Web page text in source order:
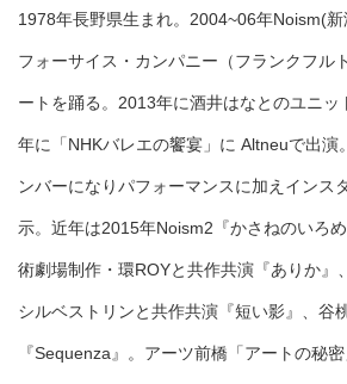
1978年長野県生まれ。2004~06年Noism(新
フォーサイス・カンパニー（フランクフル
ートを踊る。2013年に酒井はなとのユニ
年に「NHKバレエの饗宴」に Altneuで出演
ンバーになりパフォーマンスに加えインス
示。近年は2015年Noism2『かさねのいろ
術劇場制作・環ROYと共作共演『ありか』
シルベストリンと共作共演『短い影』、谷
『Sequenza』。アーツ前橋「アートの秘